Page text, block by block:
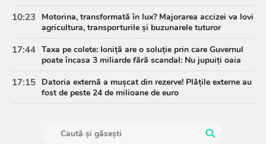
10:23
Motorina, transformată în lux? Majorarea accizei va lovi
agricultura, transporturile și buzunarele tuturor
17:44 Taxa pe colete: Ioniță are o soluție prin care Guvernul
poate încasa 3 miliarde fără scandal: Nu jupuiți oaia
17:15 Datoria externă a mușcat din rezerve! Plățile externe au
fost de peste 24 de milioane de euro